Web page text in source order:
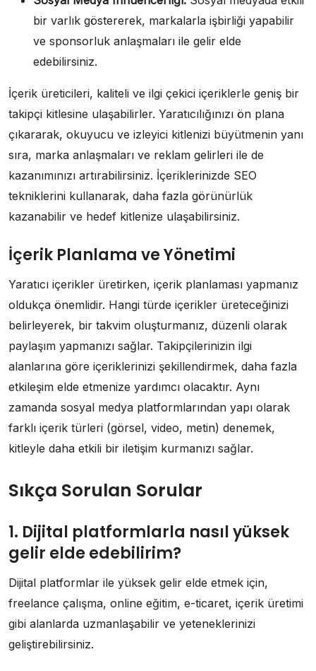
bir varlık göstererek, markalarla işbirliği yapabilir
ve sponsorluk anlaşmaları ile gelir elde
edebilirsiniz.
İçerik üreticileri, kaliteli ve ilgi çekici içeriklerle geniş bir
takipçi kitlesine ulaşabilirler. Yaratıcılığınızı ön plana
çıkararak, okuyucu ve izleyici kitlenizi büyütmenin yanı
sıra, marka anlaşmaları ve reklam gelirleri ile de
kazanımınızı artırabilirsiniz. İçeriklerinizde SEO
tekniklerini kullanarak, daha fazla görünürlük
kazanabilir ve hedef kitlenize ulaşabilirsiniz.
İçerik Planlama ve Yönetimi
Yaratıcı içerikler üretirken, içerik planlaması yapmanız
oldukça önemlidir. Hangi türde içerikler üreteceğinizi
belirleyerek, bir takvim oluşturmanız, düzenli olarak
paylaşım yapmanızı sağlar. Takipçilerinizin ilgi
alanlarına göre içeriklerinizi şekillendirmek, daha fazla
etkileşim elde etmenize yardımcı olacaktır. Aynı
zamanda sosyal medya platformlarından yapı olarak
farklı içerik türleri (görsel, video, metin) denemek,
kitleyle daha etkili bir iletişim kurmanızı sağlar.
Sıkça Sorulan Sorular
1. Dijital platformlarla nasıl yüksek
gelir elde edebilirim?
Dijital platformlar ile yüksek gelir elde etmek için,
freelance çalışma, online eğitim, e-ticaret, içerik üretimi
gibi alanlarda uzmanlaşabilir ve yeteneklerinizi
geliştirebilirsiniz.